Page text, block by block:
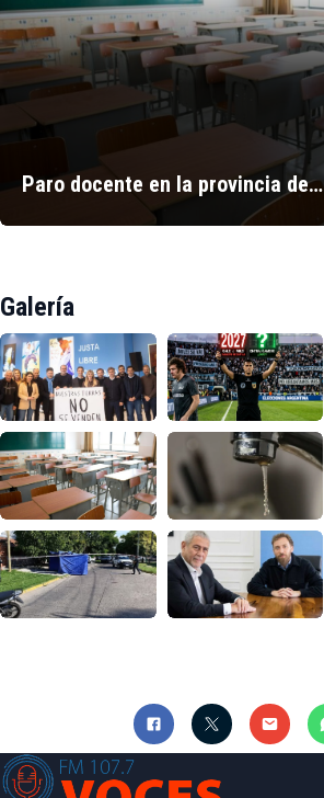
Paro docente en la provincia de…
Galería